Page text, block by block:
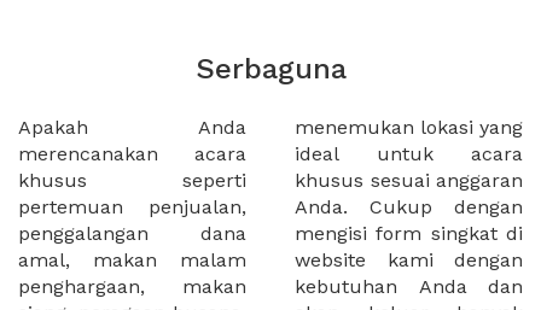
Serbaguna
Apakah Anda
merencanakan acara
khusus seperti
pertemuan penjualan,
penggalangan dana
amal, makan malam
penghargaan, makan
menemukan lokasi yang
ideal untuk acara
khusus sesuai anggaran
Anda. Cukup dengan
mengisi form singkat di
website kami dengan
kebutuhan Anda dan